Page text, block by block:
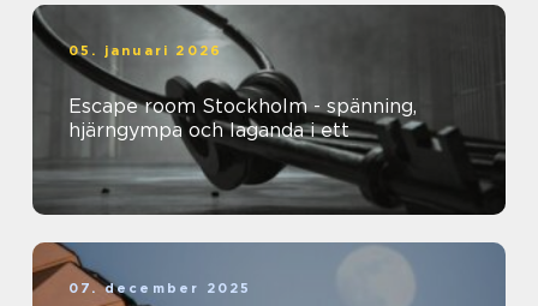
05. januari 2026
Escape room Stockholm - spänning,
hjärngympa och laganda i ett
07. december 2025